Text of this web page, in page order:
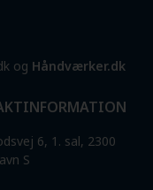
og Håndværker.dk
6, 1. sal, 2300
S